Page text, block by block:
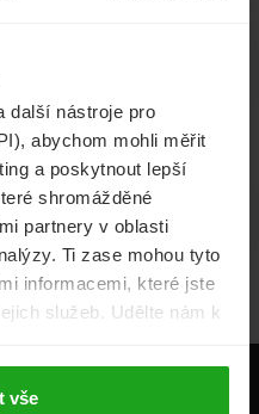
další nástroje pro
abychom mohli měřit
a poskytnout lepší
shromážděné
partnery v oblasti
Ti zase mohou tyto
informacemi, které jste
služeb. Udělte nám k
vše
Energie